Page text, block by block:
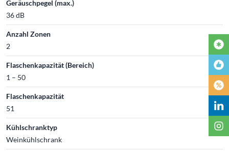
Geräuschpegel (max.)
36 dB
Anzahl Zonen
2
Flaschenkapazität (Bereich)
1 – 50
Flaschenkapazität
51
Kühlschranktyp
Weinkühlschrank